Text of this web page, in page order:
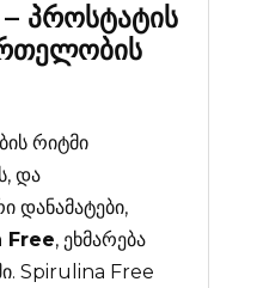
პროსტატის
რიტმი
და
დანამატები,
Free, ეხმარება
Spirulina Free